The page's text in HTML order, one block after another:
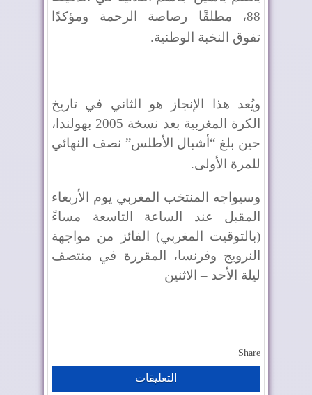
88، مطلقًا رصاصة الرحمة ومؤكدًا
تفوق النخبة الوطنية.
ويُعد هذا الإنجاز هو الثاني في تاريخ
الكرة المغربية بعد نسخة 2005 بهولندا،
حين بلغ “أشبال الأطلس” نصف النهائي
للمرة الأولى.
وسيواجه المنتخب المغربي يوم الأربعاء
المقبل عند الساعة التاسعة مساءً
(بالتوقيت المغربي) الفائز من مواجهة
النرويج وفرنسا، المقررة في منتصف
ليلة الأحد – الاثنين
Share
التعليقات